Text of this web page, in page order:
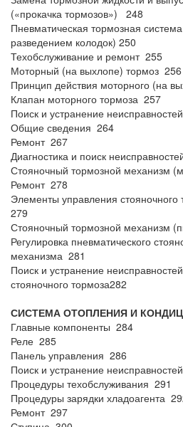
(«прокачка тормозов») 248
Пневматическая тормозная
разведением колодок) 250
Техобслуживание и ремонт 255
Моторный (на выхлопе) тормоз 256
Принцип действия моторного (на
Клапан моторного тормоза 257
Поиск и устранение
Общие сведения 264
Ремонт 267
Диагностика и поиск
Стояночный тормозной механизм
Ремонт 278
Элементы управления стояночного
279
Стояночный тормозной механизм
Регулировка пневматического
механизма 281
Поиск и устранение
стояночного тормоза282
СИСТЕМА ОТОПЛЕНИЯ И
Главные компоненты 284
Реле 285
Панель управления 286
Поиск и устранение
Процедуры техобслуживания 291
Процедуры зарядки хладоагента
Ремонт 297